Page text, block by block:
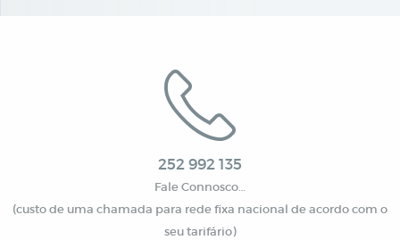
252 992 135
Fale Connosco…
(custo de uma chamada para rede fixa nacional de acordo com o
seu tarifário)